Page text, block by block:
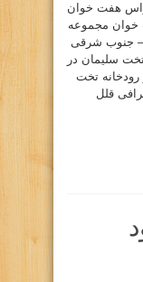
هفت خوان
خوان مجموعه
– جنوب شرقی
سلیمان در
رودخانه تخت
قلل